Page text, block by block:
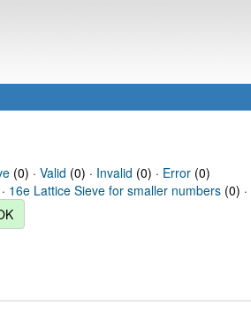
(0) · Valid (0) · Invalid (0) · Error(0)
16e Lattice Sieve for smaller numbers (0) ·